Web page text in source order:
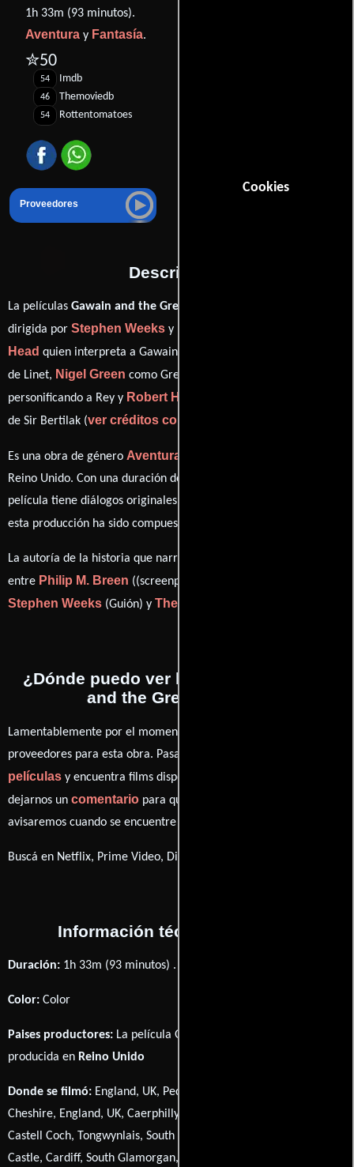
Cookies
1h 33m (93 minutos).
Aventura y Fantasía.
✮50
54 Imdb
46 Themoviedb
54 Rottentomatoes
Proveedores
Descripción
La películas Gawain and the Green Knight
dirigida por Stephen Weeks y protagonizada por
Head quien interpreta a Gawain,
de Linet, Nigel Green como Green Knight,
personificando a Rey y Robert Hardy
de Sir Bertilak (ver créditos completos
Es una obra de género Aventura
Reino Unido. Con una duración de 1h 33m (93 minutos), esta
película tiene diálogos originales en
esta producción ha sido compuesta por
La autoría de la historia que narra esta obra está compartida
entre Philip M. Breen ((screenplay) (as Philip Breen)),
Stephen Weeks (Guión) y The Gawain Poet
¿Dónde puedo ver la películas Gawain
and the Green Knight?
Lamentablemente por el momento no contamos con enlaces a
proveedores para esta obra. Pasa por nuestro catálogo de
películas y encuentra films disponibles. También puedes
dejarnos un comentario para que le demos prioridad y te
avisaremos cuando se encuentre disponible
Buscá en Netflix, Prime Video, Disney+
Información técnica y general
Duración: 1h 33m (93 minutos) .
Color: Color
Paises productores: La película Gawain and the Green Knight fué
producida en Reino Unido
Donde se filmó: England, UK, Peckforton Castle, Peckforton,
Cheshire, England, UK, Caerphilly Castle, Caerphilly, Wales, UK,
Castell Coch, Tongwynlais, South Glamorgan, Wales, UK y Cardiff
Castle, Cardiff, South Glamorgan, Wales, UK.